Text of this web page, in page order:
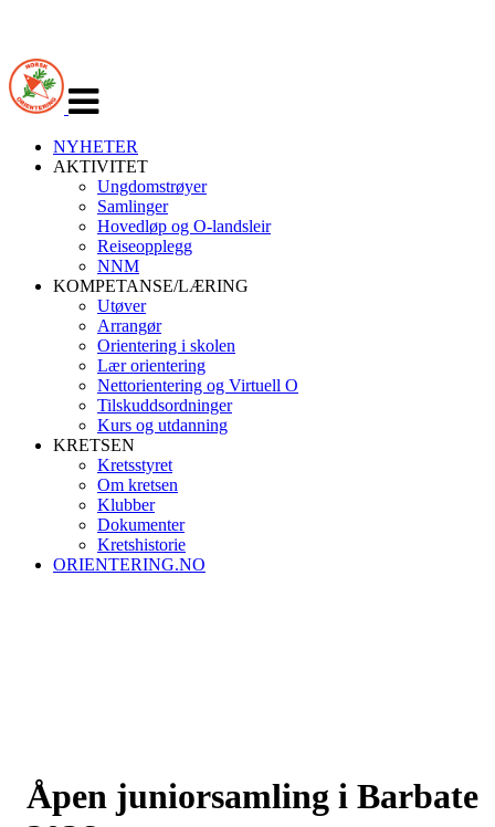
navigasjon
NYHETER
AKTIVITET
Ungdomstrøyer
Samlinger
Hovedløp og O-landsleir
Reiseopplegg
NNM
KOMPETANSE/LÆRING
Utøver
Arrangør
Orientering i skolen
Lær orientering
Nettorientering og Virtuell O
Tilskuddsordninger
Kurs og utdanning
KRETSEN
Kretsstyret
Om kretsen
Klubber
Dokumenter
Kretshistorie
ORIENTERING.NO
Åpen juniorsamling i Barbate